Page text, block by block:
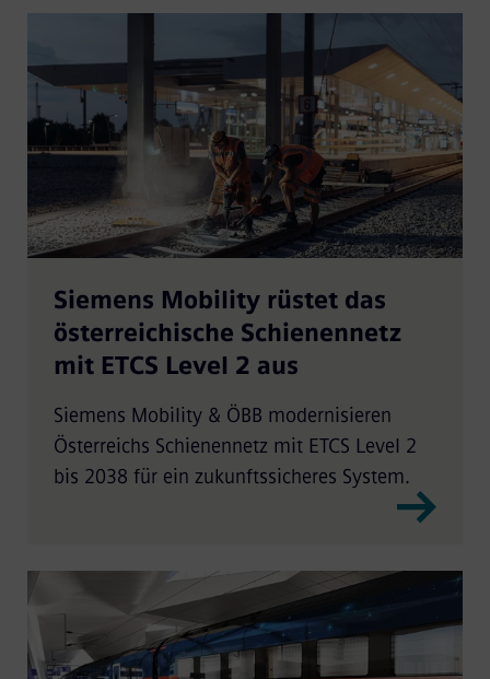
Siemens Mobility rüstet das
österreichische Schienennetz
mit ETCS Level 2 aus
Siemens Mobility & ÖBB modernisieren
Österreichs Schienennetz mit ETCS Level 2
bis 2038 für ein zukunftssicheres System.